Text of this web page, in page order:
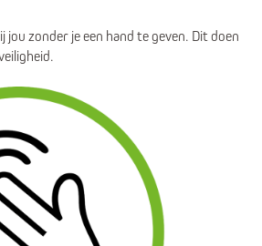
jou zonder je een hand te geven. Dit doen